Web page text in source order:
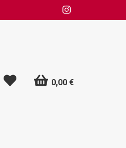
0,00 €